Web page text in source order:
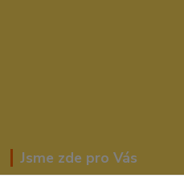
Jsme zde pro Vás